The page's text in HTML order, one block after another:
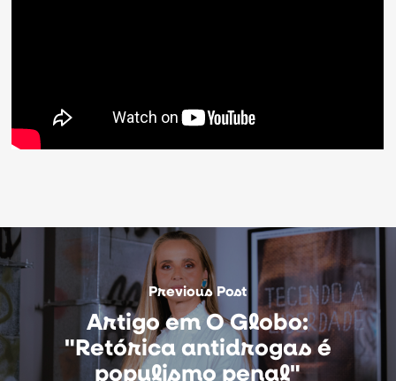
Previous Post
Artigo em O Globo:
"Retórica antidrogas é
populismo penal"